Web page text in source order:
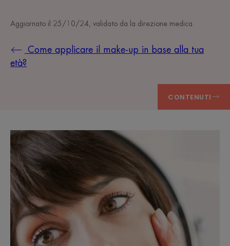
Aggiornato il 25/10/24, validato da la direzione medica
Come applicare il make-up in base alla tua
età?
CONTENUTI